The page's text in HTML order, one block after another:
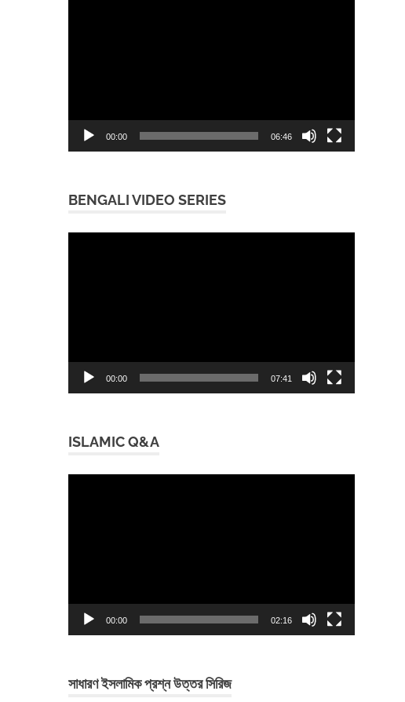
00:00 06:46
BENGALI VIDEO SERIES
00:00 07:41
ISLAMIC Q&A
00:00 02:16
সাধারণ ইসলামিক প্রশ্ন উত্তর সিরিজ